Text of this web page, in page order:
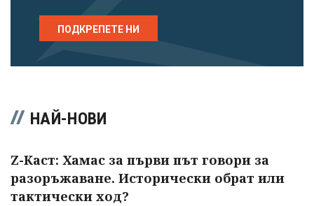
ПОДКРЕПЕТЕ НИ
НАЙ-НОВИ
Z-Каст: Хамас за първи път говори за
разоръжаване. Исторически обрат или
тактически ход?